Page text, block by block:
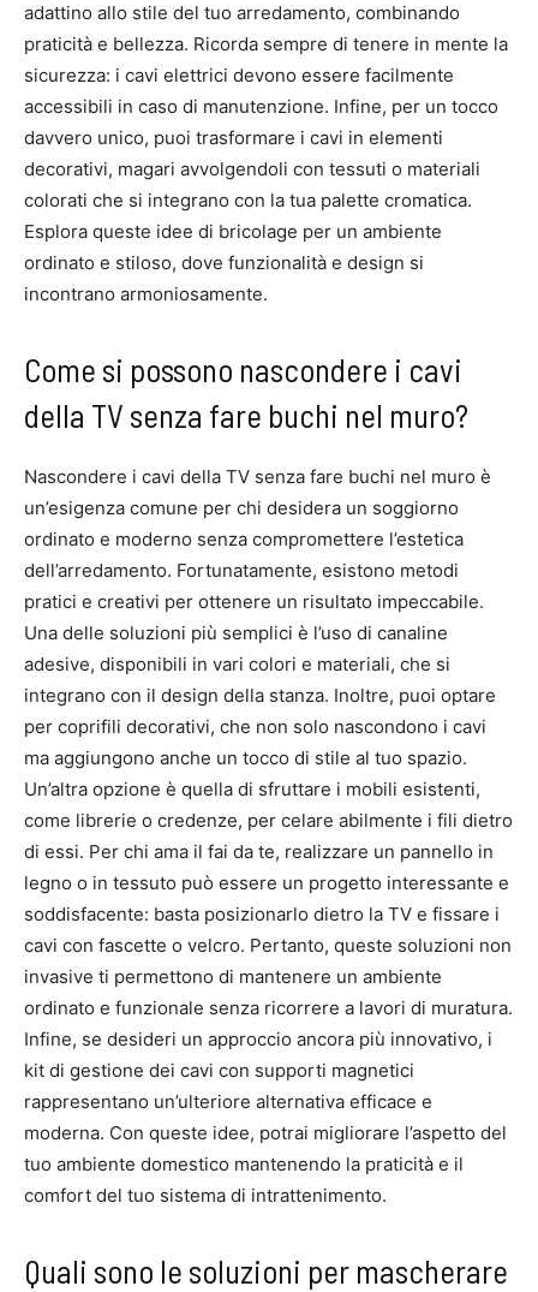
adattino allo stile del tuo arredamento, combinando
praticità e bellezza. Ricorda sempre di tenere in mente la
sicurezza: i cavi elettrici devono essere facilmente
accessibili in caso di manutenzione. Infine, per un tocco
davvero unico, puoi trasformare i cavi in elementi
decorativi, magari avvolgendoli con tessuti o materiali
colorati che si integrano con la tua palette cromatica.
Esplora queste idee di bricolage per un ambiente
ordinato e stiloso, dove funzionalità e design si
incontrano armoniosamente.
Come si possono nascondere i cavi
della TV senza fare buchi nel muro?
Nascondere i cavi della TV senza fare buchi nel muro è
un’esigenza comune per chi desidera un soggiorno
ordinato e moderno senza compromettere l’estetica
dell’arredamento. Fortunatamente, esistono metodi
pratici e creativi per ottenere un risultato impeccabile.
Una delle soluzioni più semplici è l’uso di canaline
adesive, disponibili in vari colori e materiali, che si
integrano con il design della stanza. Inoltre, puoi optare
per coprifili decorativi, che non solo nascondono i cavi
ma aggiungono anche un tocco di stile al tuo spazio.
Un’altra opzione è quella di sfruttare i mobili esistenti,
come librerie o credenze, per celare abilmente i fili dietro
di essi. Per chi ama il fai da te, realizzare un pannello in
legno o in tessuto può essere un progetto interessante e
soddisfacente: basta posizionarlo dietro la TV e fissare i
cavi con fascette o velcro. Pertanto, queste soluzioni non
invasive ti permettono di mantenere un ambiente
ordinato e funzionale senza ricorrere a lavori di muratura.
Infine, se desideri un approccio ancora più innovativo, i
kit di gestione dei cavi con supporti magnetici
rappresentano un’ulteriore alternativa efficace e
moderna. Con queste idee, potrai migliorare l’aspetto del
tuo ambiente domestico mantenendo la praticità e il
comfort del tuo sistema di intrattenimento.
Quali sono le soluzioni per mascherare